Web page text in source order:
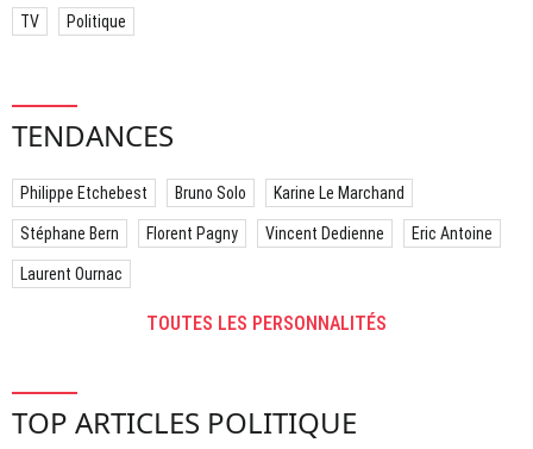
TV Politique
TENDANCES
Philippe Etchebest Bruno Solo Karine Le Marchand
Stéphane Bern Florent Pagny Vincent Dedienne Eric Antoine
Laurent Ournac
TOUTES LES PERSONNALITÉS
TOP ARTICLES POLITIQUE